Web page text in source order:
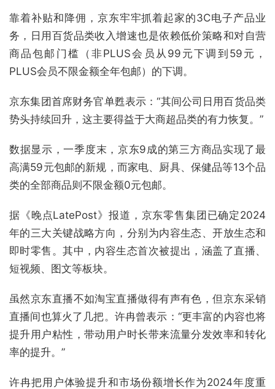
靠着补贴和降佣，京东牢牢抓着起家的3C电子产品业
务，日用百货品类收入增速也是依赖低价策略和对自营
商品包邮门槛（非PLUS会员从99元下调到59元，
PLUS会员不限金额全年包邮）的下调。
京东集团首席财务官单甦表示：“其间公司日用百货品类
势头持续回升，这主要得益于大商超品类的有力恢复。”
数据显示，一季度末，京东9成的第三方商品实现了最
高满59元包邮的新规，而家电、厨具、保健品等13个品
类的全部商品则不限金额0元包邮。
据《晚点LatePost》报道，京东零售集团已确定2024
年的三大关键战略方向，分别为内容生态、开放生态和
即时零售。其中，内容生态首次被提出，涵盖了直播、
短视频、图文等板块。
虽然京东直播不如淘宝直播做得有声有色，但京东采销
直播间也算火了几把。许冉曾表示：“更丰富的内容也将
提升用户粘性，带动用户时长带来流量分发效率和转化
率的提升。”
许冉把用户体验提升和市场份额增长作为2024年度重